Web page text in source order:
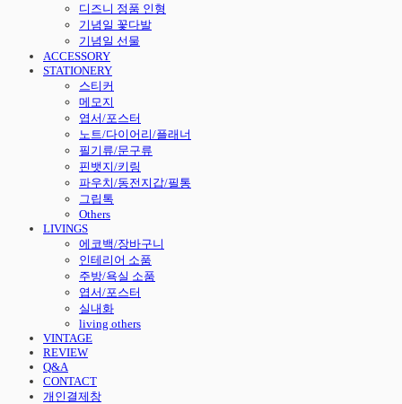
디즈니 정품 인형
기념일 꽃다발
기념일 선물
ACCESSORY
STATIONERY
스티커
메모지
엽서/포스터
노트/다이어리/플래너
필기류/문구류
핀뱃지/키링
파우치/동전지갑/필통
그립톡
Others
LIVINGS
에코백/장바구니
인테리어 소품
주방/욕실 소품
엽서/포스터
실내화
living others
VINTAGE
REVIEW
Q&A
CONTACT
개인결제창